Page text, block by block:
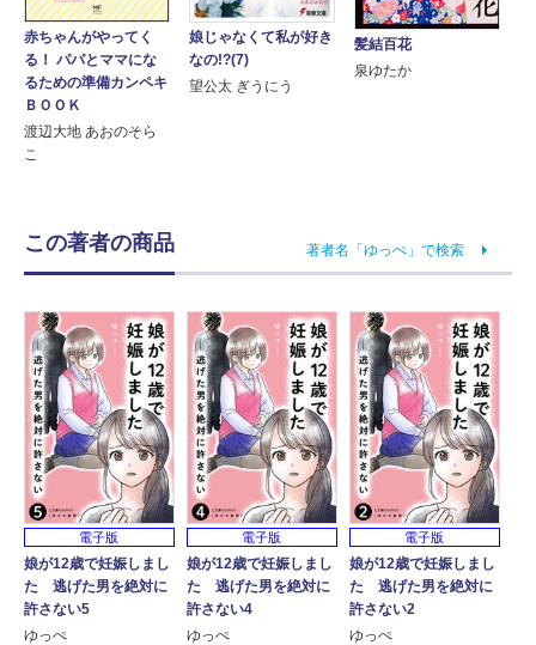
赤ちゃんがやってく
る！ パパとママにな
るための準備カンペキ
ＢＯＯＫ
渡辺大地 あおのそら
こ
娘じゃなくて私が好き
なの!?(7)
望公太 ぎうにう
髪結百花
泉ゆたか
この著者の商品 著者名「ゆっぺ」で検索
電子版
娘が12歳で妊娠しまし
た 逃げた男を絶対に
許さない5
ゆっぺ
電子版
娘が12歳で妊娠しまし
た 逃げた男を絶対に
許さない4
ゆっぺ
電子版
娘が12歳で妊娠しまし
た 逃げた男を絶対に
許さない2
ゆっぺ